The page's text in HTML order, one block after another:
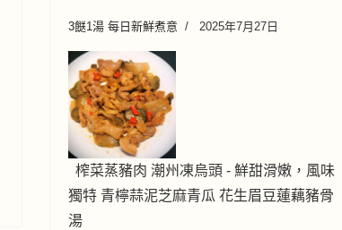
3餸1湯 每日新鮮煮意 2025年7月27日
榨菜蒸豬肉 潮州凍烏頭 - 鮮甜滑嫩，風味
獨特 青檸蒜泥芝麻青瓜 花生眉豆蓮藕豬骨
湯